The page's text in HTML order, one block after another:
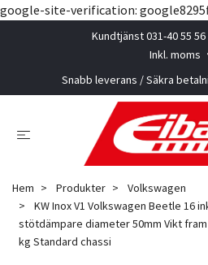
google-site-verification:
Kundtjänst 031-40 55 56
Inkl. moms
Snabb leverans / Säkra
Hem Produkter
Volkswagen
KW Inox V1 Volkswagen Beetle 16
stötdämpare diameter 50mm Vikt fram
kg Standard chassi